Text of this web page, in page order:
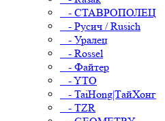
- СТАВРОПОЛЕЦ
- Русич / Rusich
- Уралец
- Rossel
- Файтер
- YTO
- TaiHong|ТайХонг
- TZR